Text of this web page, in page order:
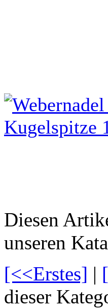
Diesen
unseren
[<<Erstes] |
dieser